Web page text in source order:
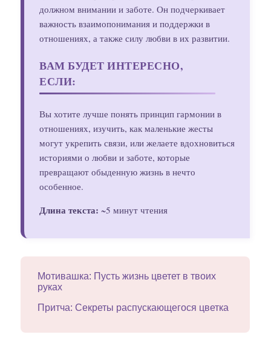
должном внимании и заботе. Он подчеркивает
важность взаимопонимания и поддержки в
отношениях, а также силу любви в их развитии.
ВАМ БУДЕТ ИНТЕРЕСНО,
ЕСЛИ:
Вы хотите лучше понять принцип гармонии в
отношениях, изучить, как маленькие жесты
могут укрепить связи, или желаете вдохновиться
историями о любви и заботе, которые
превращают обыденную жизнь в нечто
особенное.
Длина текста: ~5 минут чтения
Мотивашка: Пусть жизнь цветет в твоих
руках
Притча: Секреты распускающегося цветка